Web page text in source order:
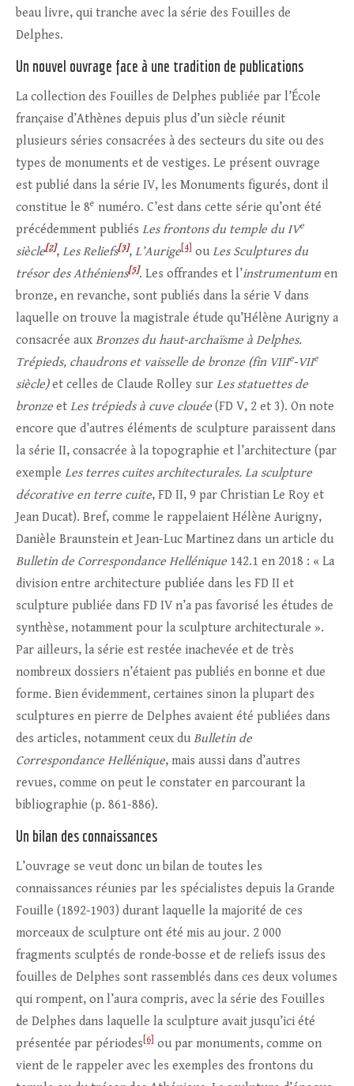
beau livre, qui tranche avec la série des Fouilles de
Delphes.
Un nouvel ouvrage face à une tradition de publications
La collection des Fouilles de Delphes publiée par l’École
française d’Athènes depuis plus d’un siècle réunit
plusieurs séries consacrées à des secteurs du site ou des
types de monuments et de vestiges. Le présent ouvrage
est publié dans la série IV, les Monuments figurés, dont il
constitue le 8e numéro. C’est dans cette série qu’ont été
précédemment publiés Les frontons du temple du IVe
siècle[2], Les Reliefs[3], L’Aurige [4] ou Les Sculptures du
trésor des Athéniens[5]. Les offrandes et l’instrumentumen
bronze, en revanche, sont publiés dans la série V dans
laquelle on trouve la magistrale étude qu’Hélène Aurigny a
consacrée aux Bronzes du haut‑archaïsme à Delphes.
Trépieds, chaudrons et vaisselle de bronze (fin VIIIe‑VIIe
siècle)et celles de Claude Rolley sur Les statuettes de
bronze et Les trépieds à cuve clouée (FD V, 2 et 3). On note
encore que d’autres éléments de sculpture paraissent dans
la série II, consacrée à la topographie et l’architecture (par
exemple Les terres cuites architecturales. La sculpture
décorative en terre cuite, FD II, 9 par Christian Le Roy et
Jean Ducat). Bref, comme le rappelaient Hélène Aurigny,
Danièle Braunstein et Jean-Luc Martinez dans un article du
Bulletin de Correspondance Hellénique 142.1 en 2018 : « La
division entre architecture publiée dans les FD II et
sculpture publiée dans FD IV n’a pas favorisé les études de
synthèse, notamment pour la sculpture architecturale ».
Par ailleurs, la série est restée inachevée et de très
nombreux dossiers n’étaient pas publiés en bonne et due
forme. Bien évidemment, certaines sinon la plupart des
sculptures en pierre de Delphes avaient été publiées dans
des articles, notamment ceux du Bulletin de
Correspondance Hellénique, mais aussi dans d’autres
revues, comme on peut le constater en parcourant la
bibliographie (p. 861-886).
Un bilan des connaissances
L’ouvrage se veut donc un bilan de toutes les
connaissances réunies par les spécialistes depuis la Grande
Fouille (1892‑1903) durant laquelle la majorité de ces
morceaux de sculpture ont été mis au jour. 2 000
fragments sculptés de ronde‑bosse et de reliefs issus des
fouilles de Delphes sont rassemblés dans ces deux volumes
qui rompent, on l’aura compris, avec la série des Fouilles
de Delphes dans laquelle la sculpture avait jusqu’ici été
présentée par périodes [6]
ou par monuments, comme on
vient de le rappeler avec les exemples des frontons du